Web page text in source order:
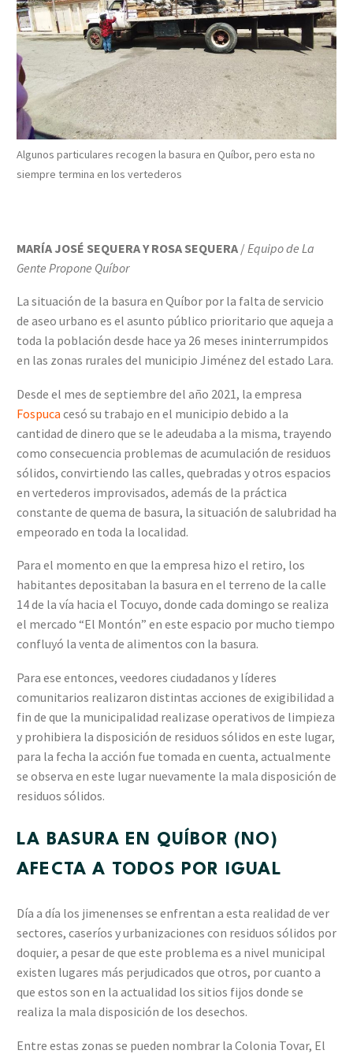
Algunos particulares recogen la basura en Quíbor, pero esta no
siempre termina en los vertederos
MARÍA JOSÉ SEQUERA Y ROSA SEQUERA / Equipo de La
Gente Propone Quíbor
La situación de la basura en Quíbor por la falta de servicio
de aseo urbano es el asunto público prioritario que aqueja a
toda la población desde hace ya 26 meses ininterrumpidos
en las zonas rurales del municipio Jiménez del estado Lara.
Desde el mes de septiembre del año 2021, la empresa
Fospuca cesó su trabajo en el municipio debido a la
cantidad de dinero que se le adeudaba a la misma, trayendo
como consecuencia problemas de acumulación de residuos
sólidos, convirtiendo las calles, quebradas y otros espacios
en vertederos improvisados, además de la práctica
constante de quema de basura, la situación de salubridad ha
empeorado en toda la localidad.
Para el momento en que la empresa hizo el retiro, los
habitantes depositaban la basura en el terreno de la calle
14 de la vía hacia el Tocuyo, donde cada domingo se realiza
el mercado “El Montón” en este espacio por mucho tiempo
confluyó la venta de alimentos con la basura.
Para ese entonces, veedores ciudadanos y líderes
comunitarios realizaron distintas acciones de exigibilidad a
fin de que la municipalidad realizase operativos de limpieza
y prohibiera la disposición de residuos sólidos en este lugar,
para la fecha la acción fue tomada en cuenta, actualmente
se observa en este lugar nuevamente la mala disposición de
residuos sólidos.
LA BASURA EN QUÍBOR (NO)
AFECTA A TODOS POR IGUAL
Día a día los jimenenses se enfrentan a esta realidad de ver
sectores, caseríos y urbanizaciones con residuos sólidos por
doquier, a pesar de que este problema es a nivel municipal
existen lugares más perjudicados que otros, por cuanto a
que estos son en la actualidad los sitios fijos donde se
realiza la mala disposición de los desechos.
Entre estas zonas se pueden nombrar la Colonia Tovar, El